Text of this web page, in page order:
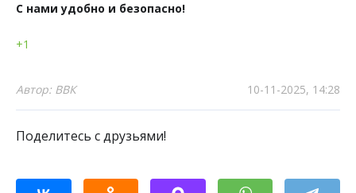
С нами удобно и безопасно!
+1
Автор: ВВК 10-11-2025, 14:28
Поделитесь с друзьями!